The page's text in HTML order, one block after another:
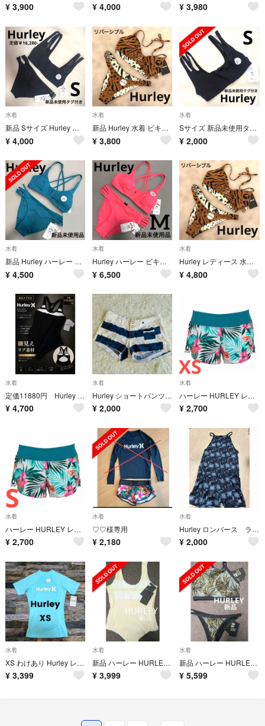
¥ 3,900 ¥ 4,000 ¥ 3,980
水着
新品 Sサイズ Hurley ビキニ 上のみ 水着 ブラック シンプル トップス
¥ 4,000
水着
新品 Hurley 水着 ビキニ上下セット レオパード柄 リバーシブル ブラウン
¥ 3,800
水着
Sサイズ 新品未使用タグ付き Hurley レディース ビキニ トップス 黒
¥ 2,000
水着
新品 Hurley ハーレー ビキニ 上下 ブルー 水着 定価￥16,280-
¥ 4,500
水着
Hurley ハーレー ビキニ 上下セット ピンク 水着 新品未使用タグ付き
¥ 6,500
水着
Hurley レディース 水着 ビキニ アニマル柄 ブラウン ゼブラ 新品未使用
¥ 4,800
水着
定価11880円 Hurley 黒 ハーレー 水着 ワンピース レディース S
¥ 4,700
水着
Hurley ショートパンツ ボーダー柄 サイズ1（B16）
¥ 2,000
水着
ハーレー HURLEY レディース水着 ショートパンツ ボードショーツXSサイズ
¥ 2,700
水着
ハーレー HURLEY レディース 水着 ショートパンツ ボードショーツSサイズ
¥ 2,700
水着
♡♡様専用
¥ 2,180
水着
Hurley ロンパース ラッシュガード
¥ 2,000
水着
XS わけあり Hurley レディース ラッシュガード ティファニーブルー
¥ 3,399
水着
新品 ハーレー HURLEY ワンピース 水着
¥ 3,999
水着
新品 ハーレー HURLEY 水着 ビキニ
¥ 5,599